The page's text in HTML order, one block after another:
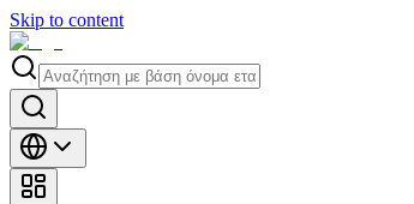
Skip to content